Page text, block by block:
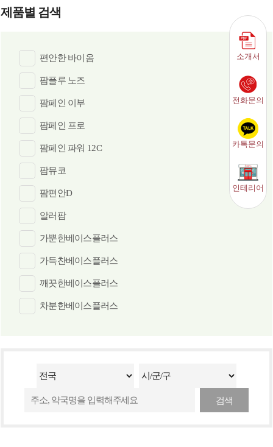
제품별 검색
편안한 바이옴
팜플루 노즈
팜페인 이부
팜페인 프로
팜페인 파워 12C
팜뮤코
팜편안D
알러팜
가뿐한베이스플러스
가득찬베이스플러스
깨끗한베이스플러스
차분한베이스플러스
밸런스:간건강
밸런스포텐시:이뮨 (30입) 검색
소개서
전화문의
카톡문의
인테리어